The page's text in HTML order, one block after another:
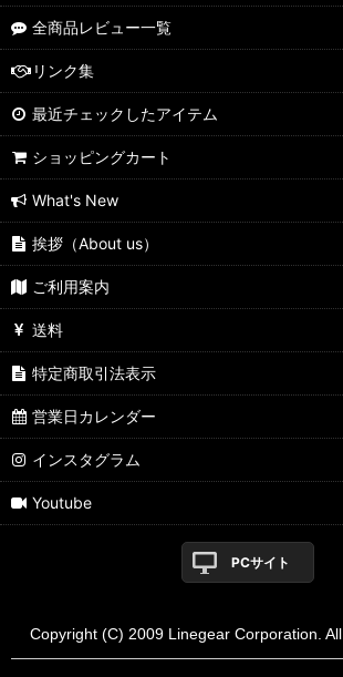
全商品レビュー一覧
リンク集
最近チェックしたアイテム
ショッピングカート
What's New
挨拶（About us）
ご利用案内
送料
特定商取引法表示
営業日カレンダー
インスタグラム
Youtube
PCサイト
Copyright (C) 2009 Linegear Corporation.